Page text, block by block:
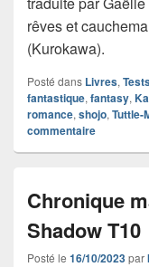
rêves et
(Kurokawa).
Posté dans Livres,
fantastique, fantasy,
romance, shojo, Tuttle-
commentaire
Chronique
Shadow T10
Posté le 16/10/2023par